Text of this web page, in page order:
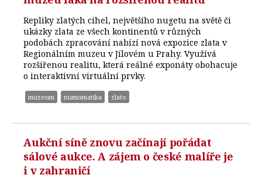
Repliky zlatých cihel, největšího nugetu na světě či
ukázky zlata ze všech kontinentů v různých
podobách zpracování nabízí nová expozice zlata v
Regionálním muzeu v Jílovém u Prahy. Využívá
rozšířenou realitu, která reálné exponáty obohacuje
o interaktivní virtuální prvky.
muzeum numismatika zlato
Aukční síně znovu začínají pořádat
sálové aukce. A zájem o české malíře je
i v zahraničí